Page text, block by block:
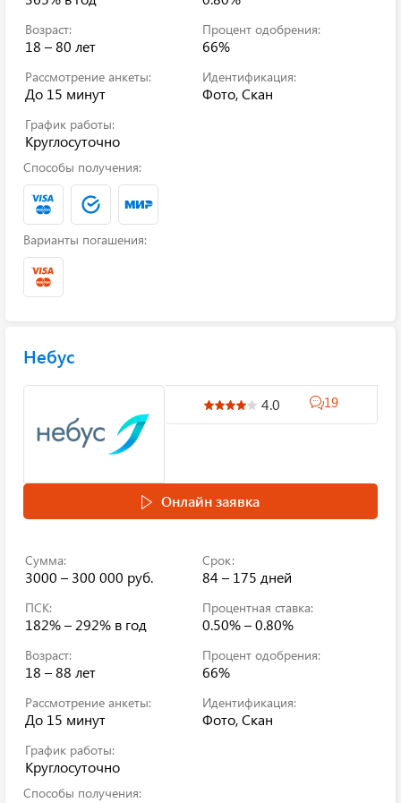
Возраст:
18 – 80 лет
Процент одобрения:
66%
Рассмотрение анкеты:
До 15 минут
Идентификация:
Фото, Скан
График работы:
Круглосуточно
Способы получения:
Варианты погашения:
Небус
4.0 19
Онлайн заявка
Сумма:
3000 – 300 000 руб.
Срок:
84 – 175 дней
ПСК:
182% – 292% в год
Процентная ставка:
0.50% – 0.80%
Возраст:
18 – 88 лет
Процент одобрения:
66%
Рассмотрение анкеты:
До 15 минут
Идентификация:
Фото, Скан
График работы:
Круглосуточно
Способы получения: